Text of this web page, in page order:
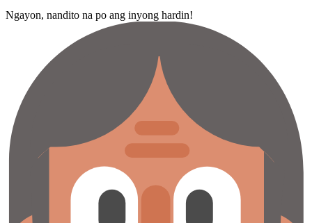
Ngayon, nandito na po ang inyong hardin!